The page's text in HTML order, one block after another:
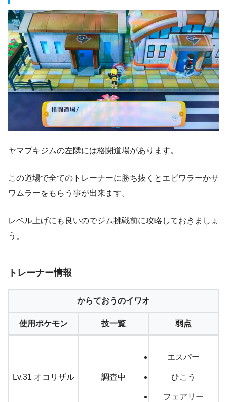
ヤマブキジムの左隣には格闘道場があります。
この道場で全てのトレーナーに勝ち抜くとエビワラーかサ
ワムラーをもらう事が出来ます。
レベル上げにも良いのでジム挑戦前に攻略しておきましょ
う。
トレーナー情報
からておうのイワオ
使用ポケモン 技一覧 弱点
Lv.31 オコリザル 調査中
エスパー
ひこう
フェアリー